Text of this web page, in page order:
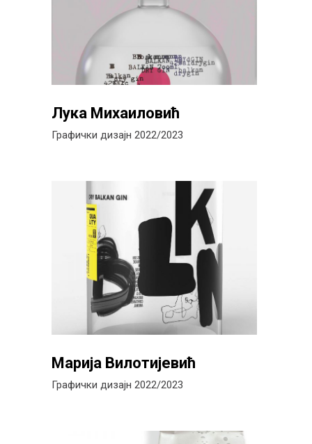
Лука Михаиловић
Графички дизајн 2022/2023
Марија Вилотијевић
Графички дизајн 2022/2023